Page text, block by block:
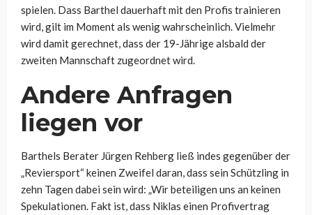
spielen. Dass Barthel dauerhaft mit den Profis trainieren
wird, gilt im Moment als wenig wahrscheinlich. Vielmehr
wird damit gerechnet, dass der 19-Jährige alsbald der
zweiten Mannschaft zugeordnet wird.
Andere Anfragen
liegen vor
Barthels Berater Jürgen Rehberg ließ indes gegenüber der
„Reviersport“ keinen Zweifel daran, dass sein Schützling in
zehn Tagen dabei sein wird: „Wir beteiligen uns an keinen
Spekulationen. Fakt ist, dass Niklas einen Profivertrag